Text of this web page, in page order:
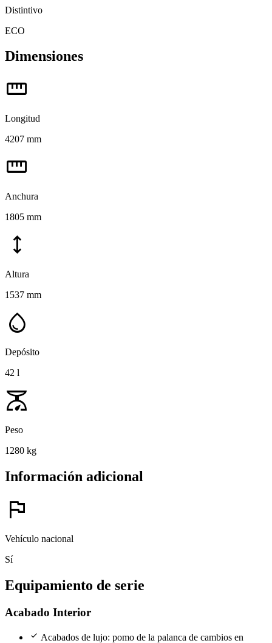
Distintivo
ECO
Dimensiones
straighten
Longitud
4207 mm
straighten
Anchura
1805 mm
height
Altura
1537 mm
water_drop
Depósito
42 l
scale
Peso
1280 kg
Información adicional
flag
Vehículo nacional
Sí
Equipamiento de serie
Acabado Interior
check Acabados de lujo: pomo de la palanca de cambios en